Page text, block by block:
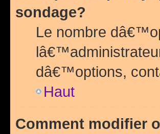
sondage?
Le nombre
dâ€™options,
Haut
Comment modifier